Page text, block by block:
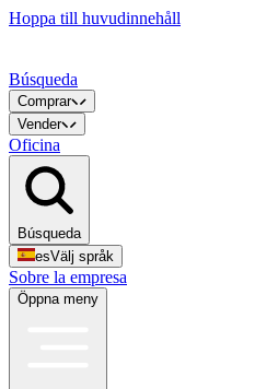
Hoppa till huvudinnehåll
Búsqueda
Comprar
Vender
Oficina
Búsqueda
esVälj språk
Sobre la empresa
Öppna meny